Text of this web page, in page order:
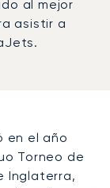
al mejor
asistir a
en el año
Torneo de
Inglaterra,